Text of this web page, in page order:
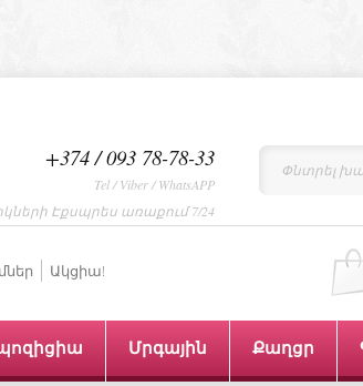
+374 / 093 78-78-33
Tel / Viber / WhatsAPP
Էքսպրես առաքում 7/24
Ակցիա!
Մրգային Քաղցր